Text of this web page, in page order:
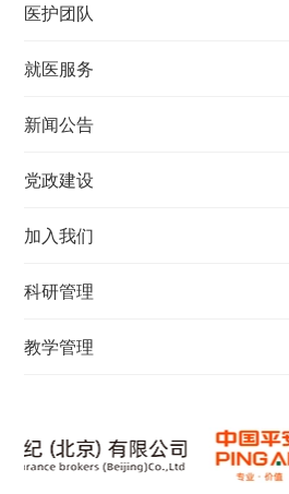
医护团队
就医服务
新闻公告
党政建设
加入我们
科研管理
教学管理